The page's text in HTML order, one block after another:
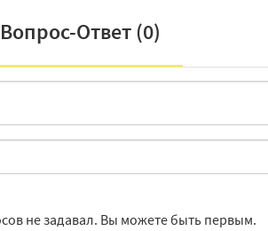
Вопрос-Ответ (0)
не задавал. Вы можете быть первым.